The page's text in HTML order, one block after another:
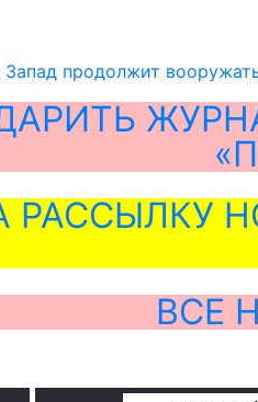
Запад продолжит
ВСЕ